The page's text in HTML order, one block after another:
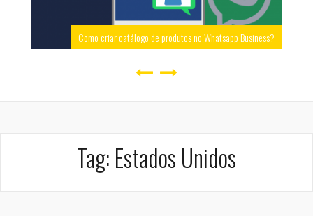
Como criar catálogo de produtos no Whatsapp Business?
Tag:Estados Unidos